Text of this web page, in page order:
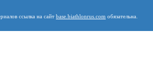
ссылка на сайт base.biathlonrus.com обязательна.